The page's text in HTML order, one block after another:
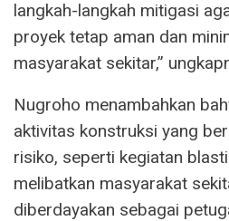
langkah-langkah mitigasi
proyek tetap aman dan
masyarakat sekitar,”
Nugroho menambahkan
aktivitas konstruksi yang
risiko, seperti kegiatan
melibatkan masyarakat
diberdayakan sebagai